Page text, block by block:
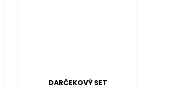
DARČEKOVÝ SET